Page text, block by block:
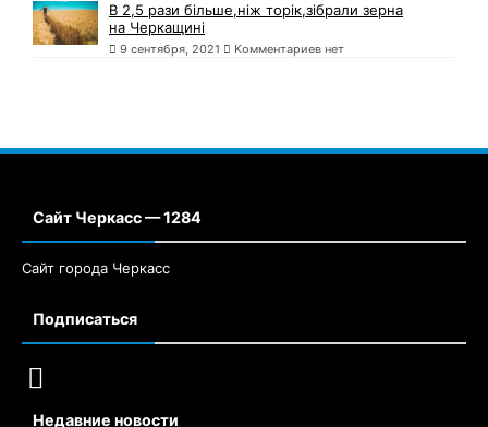
В 2,5 рази більше,ніж торік,зібрали зерна
на Черкащині
9 сентября, 2021 Комментариев нет
Сайт Черкасс — 1284
Сайт города Черкасс
Подписаться
Недавние новости